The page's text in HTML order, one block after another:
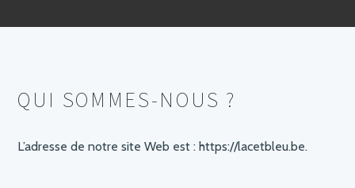
QUI SOMMES-NOUS ?
L’adresse de notre site Web est : https://lacetbleu.be.